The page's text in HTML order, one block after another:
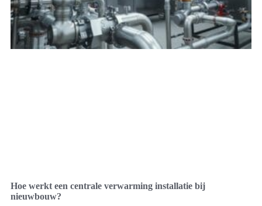
Hoe werkt een centrale verwarming installatie bij
nieuwbouw?